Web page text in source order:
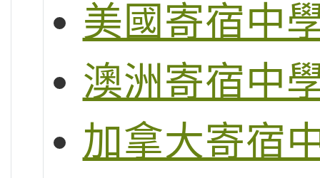
美國寄宿中
澳洲寄宿中
加拿大寄宿